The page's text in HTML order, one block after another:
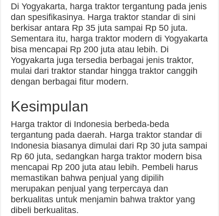
Di Yogyakarta, harga traktor tergantung pada jenis
dan spesifikasinya. Harga traktor standar di sini
berkisar antara Rp 35 juta sampai Rp 50 juta.
Sementara itu, harga traktor modern di Yogyakarta
bisa mencapai Rp 200 juta atau lebih. Di
Yogyakarta juga tersedia berbagai jenis traktor,
mulai dari traktor standar hingga traktor canggih
dengan berbagai fitur modern.
Kesimpulan
Harga traktor di Indonesia berbeda-beda
tergantung pada daerah. Harga traktor standar di
Indonesia biasanya dimulai dari Rp 30 juta sampai
Rp 60 juta, sedangkan harga traktor modern bisa
mencapai Rp 200 juta atau lebih. Pembeli harus
memastikan bahwa penjual yang dipilih
merupakan penjual yang terpercaya dan
berkualitas untuk menjamin bahwa traktor yang
dibeli berkualitas.